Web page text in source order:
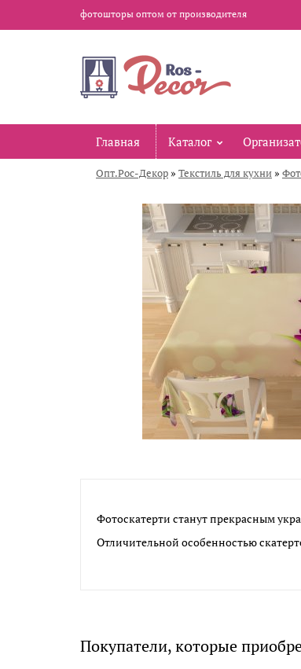
фотошторы оптом от производителя
Главная Каталог
Опт.Рос-Декор » Текстиль для кухни »
Фотоскатерти станут прекрасным
Отличительной особенностью
Покупатели, которые